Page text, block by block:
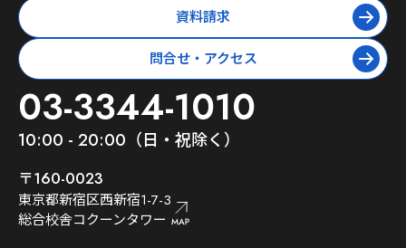
資料請求
問合せ・アクセス
03-3344-1010
10:00 - 20:00（日・祝除く）
〒160-0023
東京都新宿区西新宿1-7-3
総合校舎コクーンタワー